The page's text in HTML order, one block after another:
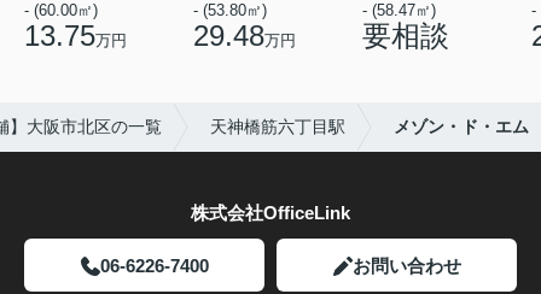
- (60.00㎡)
13.75万円
- (53.80㎡)
29.48万円
- (58.47㎡)
要相談
-
】大阪市北区の一覧 天神橋筋六丁目駅 メゾン・ド・エム
株式会社OfficeLink
06-6226-7400 お問い合わせ